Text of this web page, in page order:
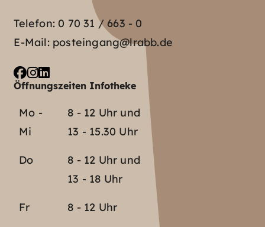
Telefon:0 70 31 / 663 - 0
E-Mail: posteingang@lrabb.de
Öffnungszeiten Infotheke
Mo -
Mi
8 - 12 Uhr und
13 - 15.30 Uhr
Do
8 - 12 Uhr und
13 - 18 Uhr
Fr 8 - 12 Uhr